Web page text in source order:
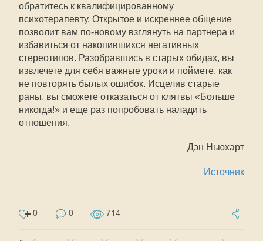
обратитесь к квалифицированному
психотерапевту. Открытое и искреннее общение
позволит вам по-новому взглянуть на партнера и
избавиться от накопившихся негативных
стереотипов. Разобравшись в старых обидах, вы
извлечете для себя важные уроки и поймете, как
не повторять былых ошибок. Исцелив старые
раны, вы сможете отказаться от клятвы «Больше
никогда!» и еще раз попробовать наладить
отношения.
Дэн Ньюхарт
Источник
0 0 714